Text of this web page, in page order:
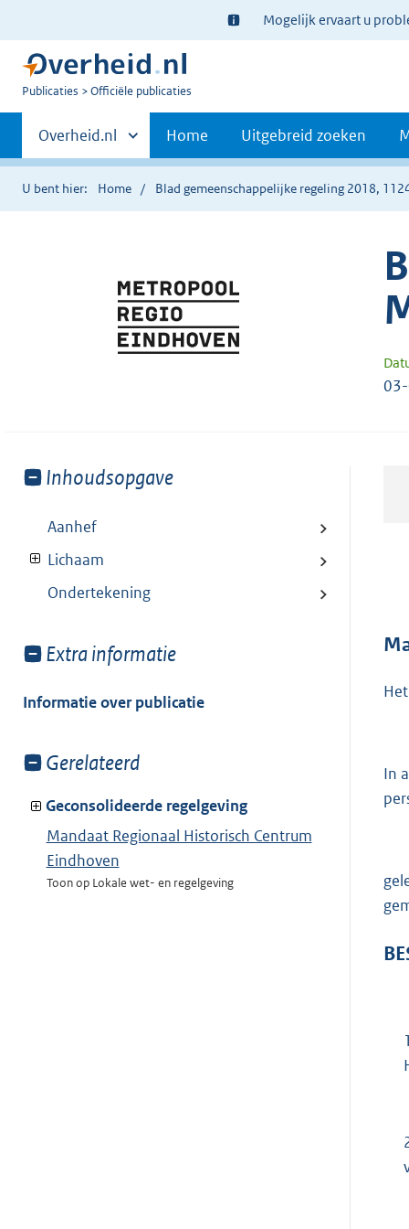
Ter
informatie:
Mogelijk ervaart u
U
Publicaties Officiële publicaties
Primaire
navigatie
Andere
sites
binnen
Overheid.nl Home Uitgebreid zoeken
U bent hier: Home Blad gemeenschappelijke regeling 2018,
Toon
van:
Inhoudsopgave
Aanhef
Lichaam
Ondertekening
Toon
van:
Extra informatie
Informatie over publicatie
Toon
van:
Gerelateerd
Geconsolideerde regelgeving
Mandaat Regionaal Historisch Centrum
Eindhoven
Toon op Lokale wet- en regelgeving
In